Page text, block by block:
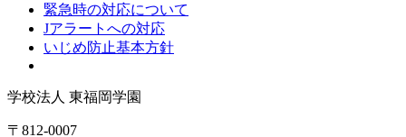
緊急時の対応について
Jアラートへの対応
いじめ防止基本方針
学校法人 東福岡学園
〒812-0007